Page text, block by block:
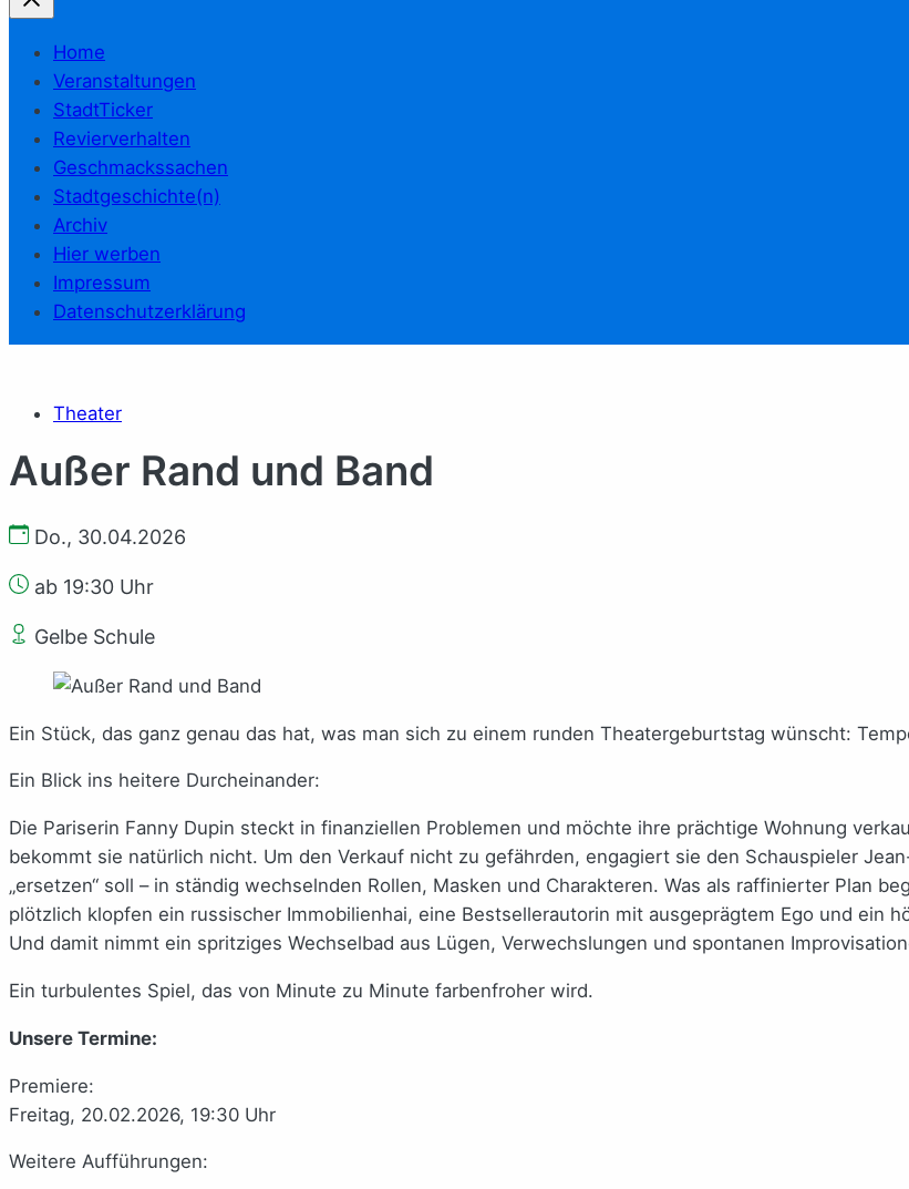
Home
Veranstaltungen
StadtTicker
Revierverhalten
Geschmackssachen
Stadtgeschichte(n)
Archiv
Hier werben
Impressum
Datenschutzerklärung
Theater
Außer Rand und Band
Do., 30.04.2026
ab 19:30 Uhr
Gelbe Schule
Ein Stück, das ganz genau das hat, was man sich zu einem runden Theatergeburtstag wünscht:
Ein Blick ins heitere Durcheinander:
Die Pariserin Fanny Dupin steckt in finanziellen Problemen und möchte ihre prächtige Wohnung
bekommt sie natürlich nicht. Um den Verkauf nicht zu gefährden, engagiert sie den Schauspieler
„ersetzen“ soll – in ständig wechselnden Rollen, Masken und Charakteren. Was als raffinierter Plan
plötzlich klopfen ein russischer Immobilienhai, eine Bestsellerautorin mit ausgeprägtem Ego und ein
Und damit nimmt ein spritziges Wechselbad aus Lügen, Verwechslungen und spontanen
Ein turbulentes Spiel, das von Minute zu Minute farbenfroher wird.
Unsere Termine:
Premiere:
Freitag, 20.02.2026, 19:30 Uhr
Weitere Aufführungen: